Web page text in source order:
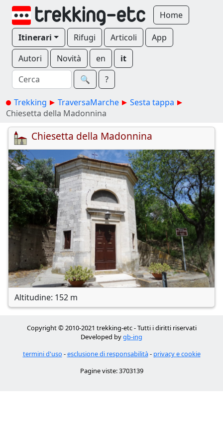
Home
Itinerari Rifugi Articoli
App
Autori
Novità en
it
🔍︎
?
Trekking TraversaMarche
Sesta tappa
Chiesetta della Madonnina
Chiesetta della Madonnina
Altitudine: 152 m
Copyright © 2010-2021 trekking-etc - Tutti i diritti riservati
Developed bygb-ing
termini d'uso -esclusione di responsabilità- privacy e cookie
Pagine viste: 3703139